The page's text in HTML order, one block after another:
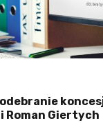
odebranie
Roman Giertych